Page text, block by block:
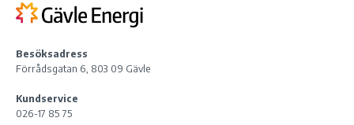
Besöksadress
Förrådsgatan 6, 803 09 Gävle
Kundservice
026-17 85 75